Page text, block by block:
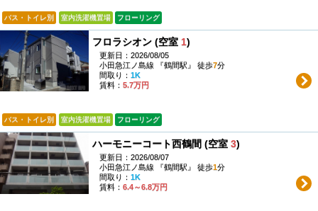
バス・トイレ別 室内洗濯機置場 フローリング
フロラシオン (空室 1)
更新日：2026/08/05
小田急江ノ島線 『鶴間駅』 徒歩7分
間取り： 1K
賃料： 5.7万円
バス・トイレ別 室内洗濯機置場 フローリング
ハーモニーコート西鶴間 (空室 3)
更新日：2026/08/07
小田急江ノ島線 『鶴間駅』 徒歩1分
間取り： 1K
賃料： 6.4～6.8万円